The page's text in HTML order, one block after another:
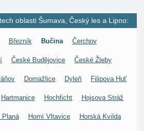
oblasti Šumava, Český les a Lipno:
Březník Bučina Čerchov
České Budějovice České Žleby
Domažlice Dyleň Filipova Huť
Hartmanice Hochficht Hojsova Stráž
Planá Horní Vltavice Horská Kvilda